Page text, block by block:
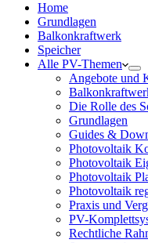
Home
Grundlagen
Balkonkraftwerk
Speicher
Alle PV-Themen
Angebote und
Die Rolle des
Grundlagen
Guides &
Photovoltaik
Photovoltaik
Photovoltaik
Photovoltaik
Praxis und
PV-
Rechtliche